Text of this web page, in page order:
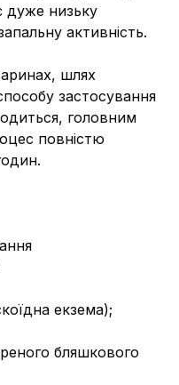
дуже низьку
активність.
шлях
застосування
головним
повністю
екзема);
бляшкового